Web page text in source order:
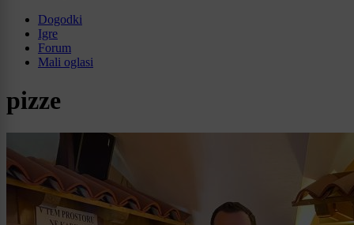
Dogodki
Igre
Forum
Mali oglasi
pizze